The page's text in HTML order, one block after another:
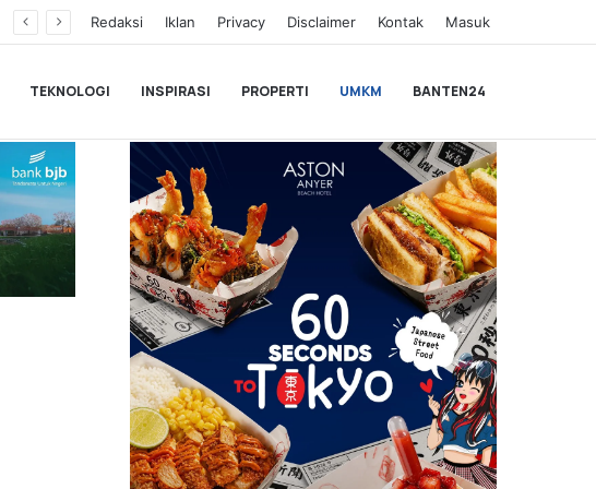
Redaksi Iklan Privacy Disclaimer Kontak Masuk
TEKNOLOGI INSPIRASI PROPERTI UMKM BANTEN24